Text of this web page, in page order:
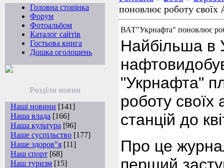
Головна сторінка
Форум
Фотоальбом
Каталог сайтів
Гостьова книга
Дошка оголошень
Розділи новин
Наші новини [141]
Наша влада [166]
Наша культура [96]
Наше суспільство [177]
Наше здоров"я [11]
Наш спорт [68]
Наш туризм [15]
поновлює роботу своїх
ВАТ"Укрнафта" поновлює
Найбільша в
"Укрнафта"
роботу своїх
станцій до
Про це